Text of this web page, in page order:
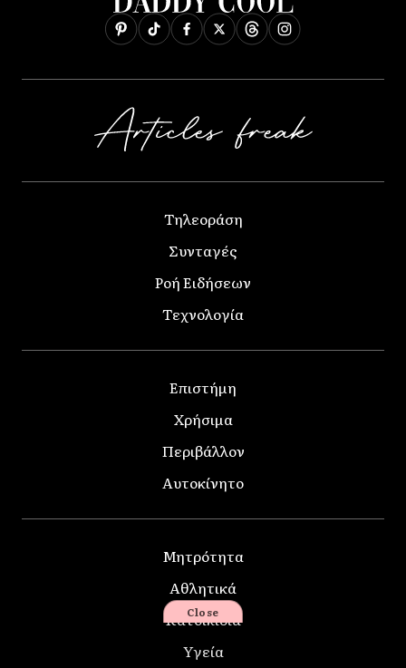
Τηλεοράση
Συνταγές
Ροή Ειδήσεων
Τεχνολογία
Επιστήμη
Χρήσιμα
Περιβάλλον
Αυτοκίνητο
Μητρότητα
Αθλητικά
Κατοικίδια
Υγεία
Close